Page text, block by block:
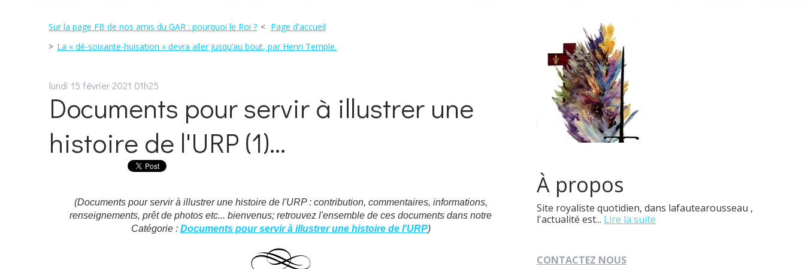
Sur la page FB de nos amis du GAR : pourquoi le Roi ?
Page d'accueil
La « dé-soixante-huisation » devra aller jusqu’au bout, par Henri Temple.
lundi 15 février 2021 01h25
Documents pour servir à illustrer une
histoire de l'URP (1)...
(Documents pour servir à illustrer une histoire de l'URP : contribution, commentaires, informations,
renseignements, prêt de photos etc... bienvenus; retrouvez l'ensemble de ces documents dans notre
Catégorie : Documents pour servir à illustrer une histoire de l'URP)
À propos
Site royaliste quotidien, dans lafautearousseau ,
l'actualité est... Lire la suite
CONTACTEZ NOUS